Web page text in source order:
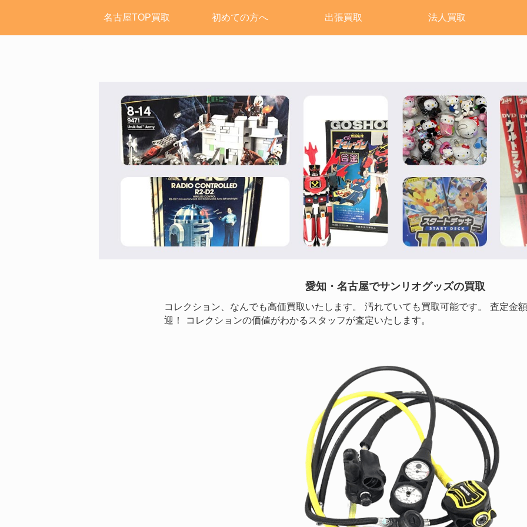
名古屋TOP買取 初めての方へ 出張買取 法人買取
愛知・名古屋でサンリオグッズの買取
コレクション、なんでも高価買取いたします。 汚れていても買取可能です。 査定金
迎！ コレクションの価値がわかるスタッフが査定いたします。